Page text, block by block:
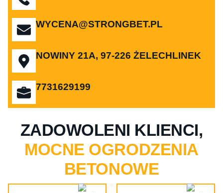
WYCENA@STRONGBET.PL
NOWINY 21A, 97-226 ŻELECHLINEK
7731629199
ZADOWOLENI KLIENCI,
MOCNE OGRODZENIA
BETONOWE